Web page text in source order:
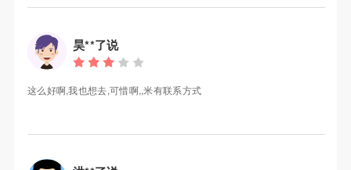
昊**了说
这么好啊,我也想去,可惜啊,,米有联系方式